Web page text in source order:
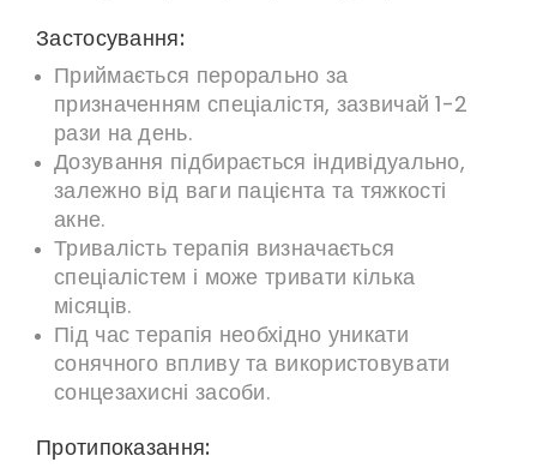
Застосування:
Приймається перорально за
призначенням спеціалістя, зазвичай 1-2
рази на день.
Дозування підбирається індивідуально,
залежно від ваги пацієнта та тяжкості
акне.
Тривалість терапія визначається
спеціалістем і може тривати кілька
місяців.
Під час терапія необхідно уникати
сонячного впливу та використовувати
сонцезахисні засоби.
Протипоказання: